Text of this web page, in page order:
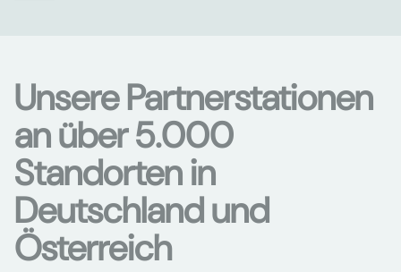
Unsere Partnerstationen
an über 5.000
Standorten in
Deutschland und
Österreich